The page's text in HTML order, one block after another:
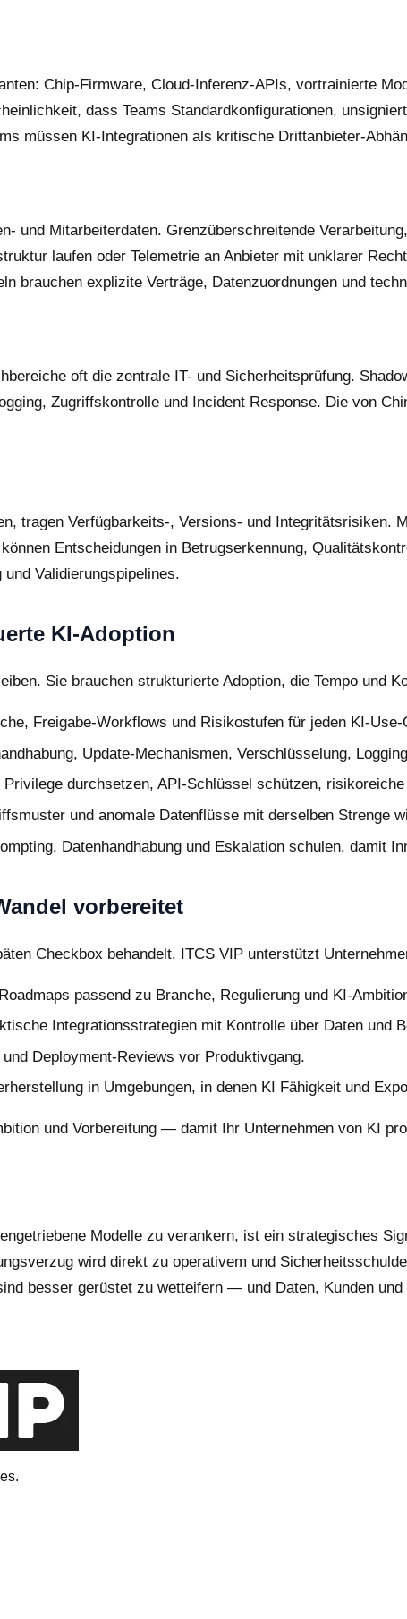
Chip-Firmware, Cloud-Inferenz-APIs, vortrainierte
dass Teams Standardkonfigurationen,
müssen KI-Integrationen als kritische Drittanbieter-
und Mitarbeiterdaten. Grenzüberschreitende
laufen oder Telemetrie an Anbieter mit unklarer
brauchen explizite Verträge, Datenzuordnungen und
oft die zentrale IT- und Sicherheitsprüfung.
Zugriffskontrolle und Incident Response. Die von
tragen Verfügbarkeits-, Versions- und Integritätsrisiken.
Entscheidungen in Betrugserkennung,
Validierungspipelines.
KI-Adoption
Sie brauchen strukturierte Adoption, die Tempo und
Freigabe-Workflows und Risikostufen für jeden KI-
Update-Mechanismen, Verschlüsselung,
durchsetzen, API-Schlüssel schützen,
und anomale Datenflüsse mit derselben Strenge
Datenhandhabung und Eskalation schulen, damit
vorbereitet
Checkbox behandelt. ITCS VIP unterstützt
passend zu Branche, Regulierung und KI-
Integrationsstrategien mit Kontrolle über Daten und
Deployment-Reviews vor Produktivgang.
in Umgebungen, in denen KI Fähigkeit und
und Vorbereitung — damit Ihr Unternehmen von KI
Modelle zu verankern, ist ein strategisches
wird direkt zu operativem und
besser gerüstet zu wetteifern — und Daten, Kunden